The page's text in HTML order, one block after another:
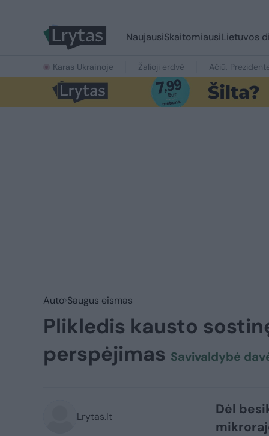
NaujausiSkaitomiausiLietuvos
Karas Ukrainoje Žalioji erdvė Ačiū,
Auto Saugus eismas
Plikledis kausto
perspėjimas Savivaldybė
Lrytas.lt
Dėl